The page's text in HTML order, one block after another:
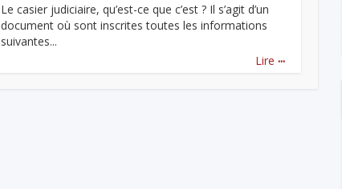
Le casier judiciaire, qu’est-ce que c’est ? Il s’agit d’un
document où sont inscrites toutes les informations
suivantes...
Lire ...